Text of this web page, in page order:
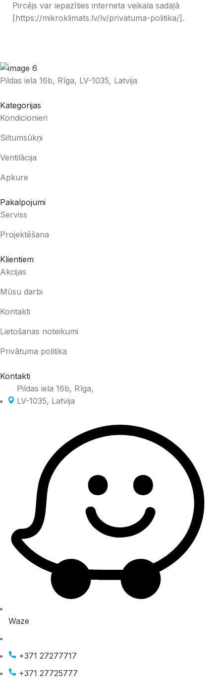
Pircējs var iepazīties interneta veikala sadaļā
[https://mikroklimats.lv/lv/privatuma-politika/].
Pildas iela 16b, Rīga, LV-1035, Latvija
Kategorijas
Kondicionieri
Siltumsūkņi
Ventilācija
Apkure
Pakalpojumi
Serviss
Projektēšana
Klientiem
Akcijas
Mūsu darbi
Kontakti
Lietošanas noteikumi
Privātuma politika
Kontakti
Pildas iela 16b, Rīga,
LV-1035, Latvija
Waze
+371 27277717
+371 27725777